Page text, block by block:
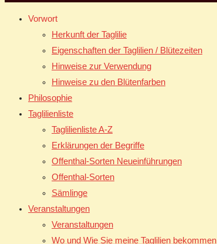
Vorwort
Herkunft der Taglilie
Eigenschaften der Taglilien / Blütezeiten
Hinweise zur Verwendung
Hinweise zu den Blütenfarben
Philosophie
Taglilienliste
Taglilienliste A-Z
Erklärungen der Begriffe
Offenthal-Sorten Neueinführungen
Offenthal-Sorten
Sämlinge
Veranstaltungen
Veranstaltungen
Wo und Wie Sie meine Taglilien bekommen